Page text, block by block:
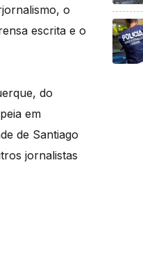
o
escrita e o
do
em
de Santiago
jornalistas